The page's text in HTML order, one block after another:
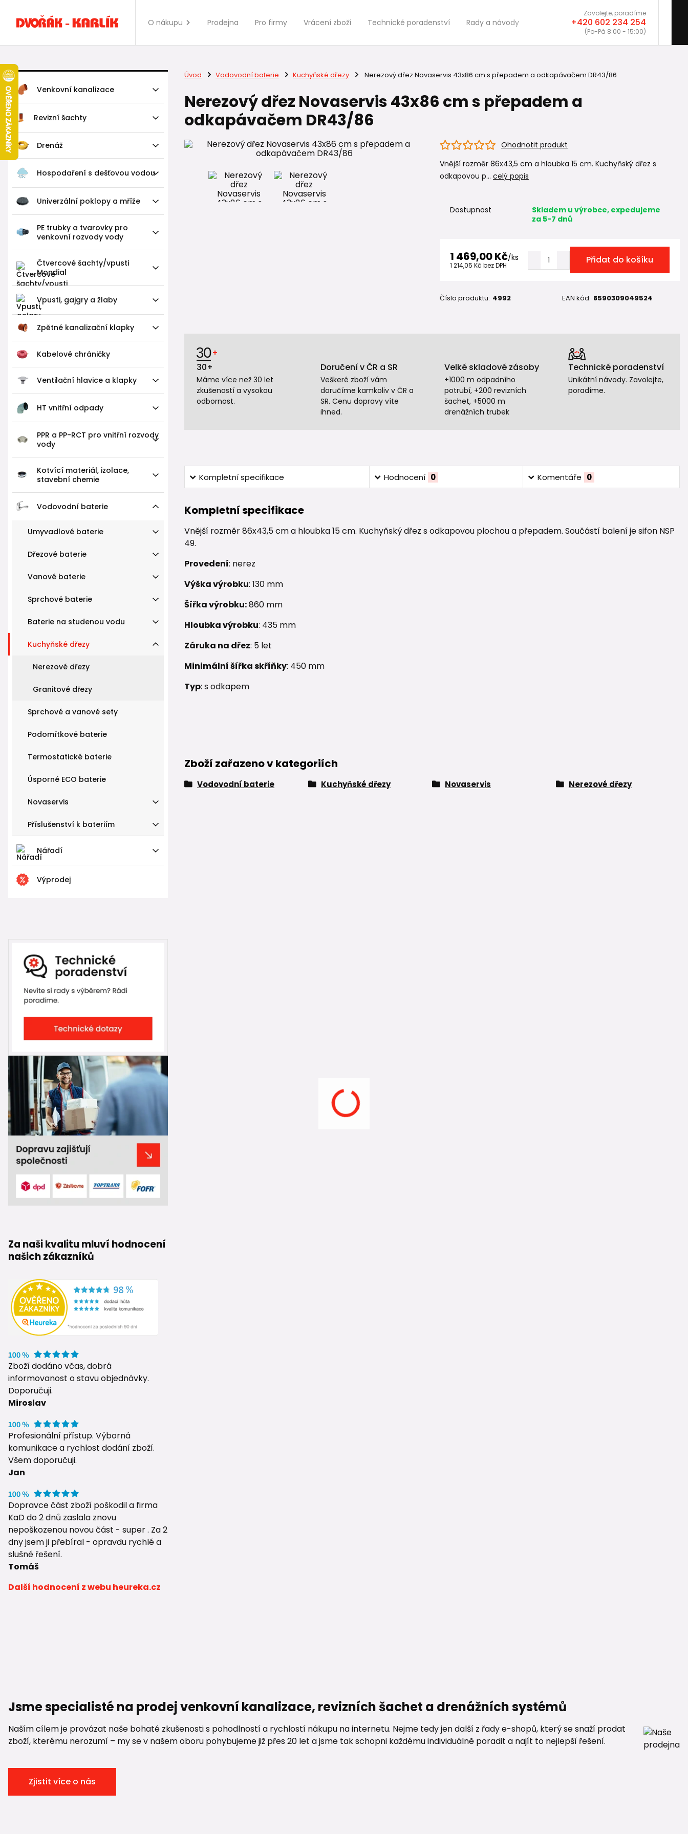
O nákupu Prodejna Pro firmy Vrácení zboží Technické poradenství Rady a návody
Zavolejte, poradíme
+420 602 234 254
(Po-Pá 8:00 - 15:00)
Venkovní kanalizace
Revizní šachty
Drenáž
Hospodaření s dešťovou vodou
Univerzální poklopy a mříže
PE trubky a tvarovky pro
venkovní rozvody vody
Čtvercové šachty/vpusti
Mondial
Vpusti, gajgry a žlaby
Zpětné kanalizační klapky
Kabelové chráničky
Ventilační hlavice a klapky
HT vnitřní odpady
PPR a PP-RCT pro vnitřní rozvody
vody
Kotvící materiál, izolace,
stavební chemie
Vodovodní baterie
Umyvadlové baterie
Dřezové baterie
Vanové baterie
Sprchové baterie
Baterie na studenou vodu
Kuchyňské dřezy
Nerezové dřezy
Granitové dřezy
Sprchové a vanové sety
Podomítkové baterie
Termostatické baterie
Úsporné ECO baterie
Novaservis
Příslušenství k bateriím
Nářadí
Výprodej
Za naši kvalitu mluví hodnocení
našich zákazníků
Zboží dodáno včas, dobrá
informovanost o stavu objednávky.
Doporučuji.
Miroslav
Profesionální přístup. Výborná
komunikace a rychlost dodání zboží.
Všem doporučuji.
Jan
Dopravce část zboží poškodil a firma
KaD do 2 dnů zaslala znovu
nepoškozenou novou část - super . Za 2
dny jsem ji přebíral - opravdu rychlé a
slušné řešení.
Tomáš
Další hodnocení z webu heureka.cz
Úvod Vodovodní baterie Kuchyňské dřezy Nerezový dřez Novaservis 43x86 cm s přepadem a odkapávačem DR43/86
Nerezový dřez Novaservis 43x86 cm s přepadem a
odkapávačem DR43/86
Ohodnotit produkt
Vnější rozměr 86x43,5 cm a hloubka 15 cm. Kuchyňský dřez s
odkapovou p... celý popis
Dostupnost
Skladem u výrobce, expedujeme
za 5-7 dnů
1 469,00 Kč/ks
1 214,05 Kč bez DPH Přidat do košíku
Číslo produktu: 4992 EAN kód: 8590309049524
30+
Máme více než 30 let
zkušeností a vysokou
odbornost.
Doručení v ČR a SR
Veškeré zboží vám
doručíme kamkoliv v ČR a
SR. Cenu dopravy víte
ihned.
Velké skladové zásoby
+1000 m odpadního
potrubí, +200 revizních
šachet, +5000 m
drenážních trubek
Technické poradenství
Unikátní návody. Zavolejte,
poradíme.
Kompletní specifikace Hodnocení 0 Komentáře 0
Kompletní specifikace
Vnější rozměr 86x43,5 cm a hloubka 15 cm. Kuchyňský dřez s odkapovou plochou a přepadem. Součástí balení je sifon NSP
49.
Provedení: nerez
Výška výrobku: 130 mm
Šířka výrobku:860 mm
Hloubka výrobku: 435 mm
Záruka na dřez: 5 let
Minimální šířka skříňky: 450 mm
Typ: s odkapem
Zboží zařazeno v kategoriích
Vodovodní baterie Kuchyňské dřezy Novaservis Nerezové dřezy
Jsme specialisté na prodej venkovní kanalizace, revizních šachet a drenážních systémů
Naším cílem je provázat naše bohaté zkušenosti s pohodlností a rychlostí nákupu na internetu. Nejme tedy jen další z řady e-shopů, který se snaží prodat
zboží, kterému nerozumí – my se v našem oboru pohybujeme již přes 20 let a jsme tak schopni každému individuálně poradit a najít to nejlepší řešení.
Zjistit více o nás